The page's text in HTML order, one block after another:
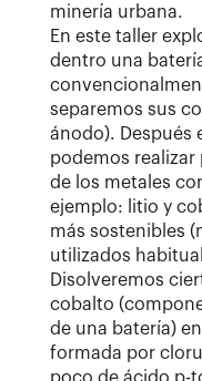
minería urbana.
En este taller
dentro una
separemos sus
ánodo). Después
podemos realizar
de los metales
ejemplo: litio y
más sostenibles
utilizados
Disolveremos
cobalto
de una batería)
formada por